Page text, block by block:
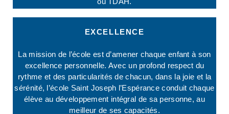
EXCELLENCE
La mission de l’école est d’amener chaque enfant à son
excellence personnelle. Avec un profond respect du
rythme et des particularités de chacun, dans la joie et la
sérénité, l’école Saint Joseph l’Espérance conduit chaque
élève au développement intégral de sa personne, au
meilleur de ses capacités.